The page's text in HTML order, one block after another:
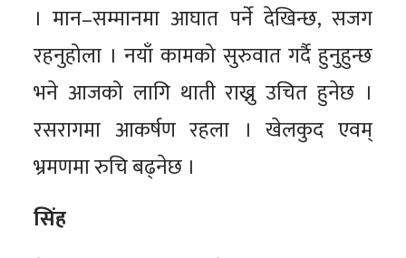
। मान–सम्मानमा आघात पर्ने देखिन्छ, सजग
रहनुहोला । नयाँ कामको सुरुवात गर्दै हुनुहुन्छ
भने आजको लागि थाती राख्नु उचित हुनेछ ।
रसरागमा आकर्षण रहला । खेलकुद एवम्
भ्रमणमा रुचि बढ्नेछ ।
सिंह